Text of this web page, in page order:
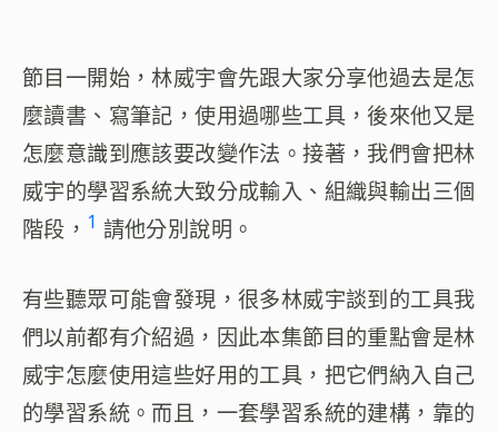
節目一開始，林威宇會先跟大家分享他過去是怎
麼讀書、寫筆記，使用過哪些工具，後來他又是
怎麼意識到應該要改變作法。接著，我們會把林
威宇的學習系統大致分成輸入、組織與輸出三個
階段， 1 請他分別說明。
有些聽眾可能會發現，很多林威宇談到的工具我
們以前都有介紹過，因此本集節目的重點會是林
威宇怎麼使用這些好用的工具，把它們納入自己
的學習系統。而且，一套學習系統的建構，靠的